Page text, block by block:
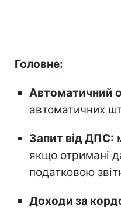
Головне:
Автоматичний
автоматичних
Запит від ДПС:
якщо отримані
податковою
Доходи за